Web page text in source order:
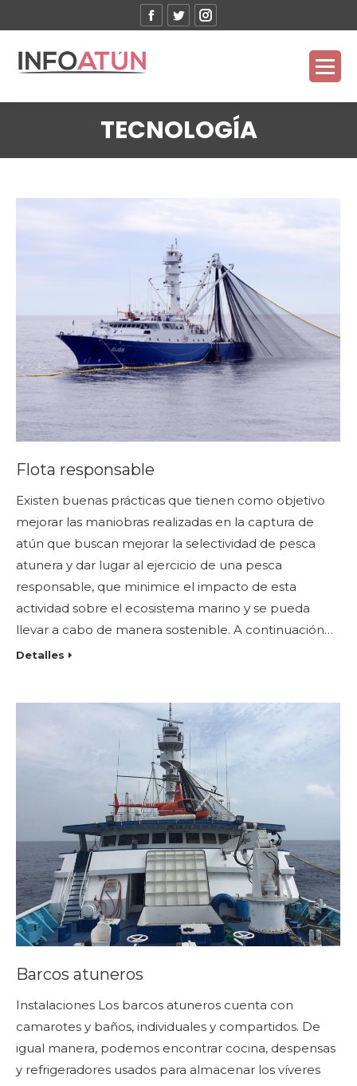
Facebook
Twitter
TECNOLOGÍA
Flota responsable
Existen buenas prácticas que tienen como objetivo
mejorar las maniobras realizadas en la captura de
atún que buscan mejorar la selectividad de pesca
atunera y dar lugar al ejercicio de una pesca
responsable, que minimice el impacto de esta
actividad sobre el ecosistema marino y se pueda
llevar a cabo de manera sostenible. A continuación…
Detalles
Barcos atuneros
Instalaciones Los barcos atuneros cuenta con
camarotes y baños, individuales y compartidos. De
igual manera, podemos encontrar cocina, despensas
y refrigeradores usados para almacenar los víveres